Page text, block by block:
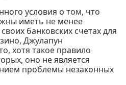
условия о том, что
иметь не менее
банковских счетах для
Джулапун
хотя такое правило
оно не является
проблемы незаконных